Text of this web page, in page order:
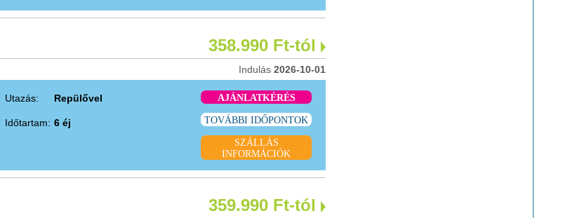
358.990 Ft-tól
Indulás 2026-10-01
Utazás: Repülővel
Időtartam: 6 éj
AJÁNLATKÉRÉS
TOVÁBBI IDŐPONTOK
SZÁLLÁS
INFORMÁCIÓK
359.990 Ft-tól